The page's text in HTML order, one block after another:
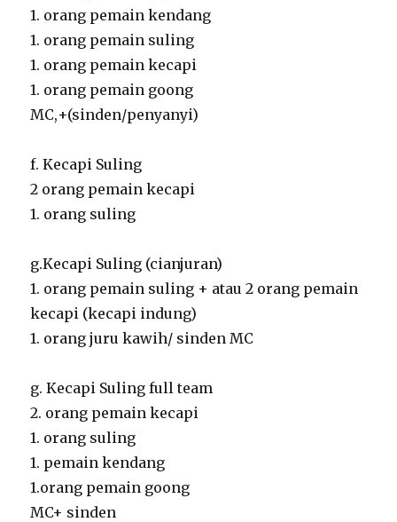
1. orang pemain kendang
1. orang pemain suling
1. orang pemain kecapi
1. orang pemain goong
MC,+(sinden/penyanyi)
f. Kecapi Suling
2 orang pemain kecapi
1. orang suling
g.Kecapi Suling (cianjuran)
1. orang pemain suling + atau 2 orang pemain
kecapi (kecapi indung)
1. orang juru kawih/ sinden MC
g. Kecapi Suling full team
2. orang pemain kecapi
1. orang suling
1. pemain kendang
1.orang pemain goong
MC+ sinden